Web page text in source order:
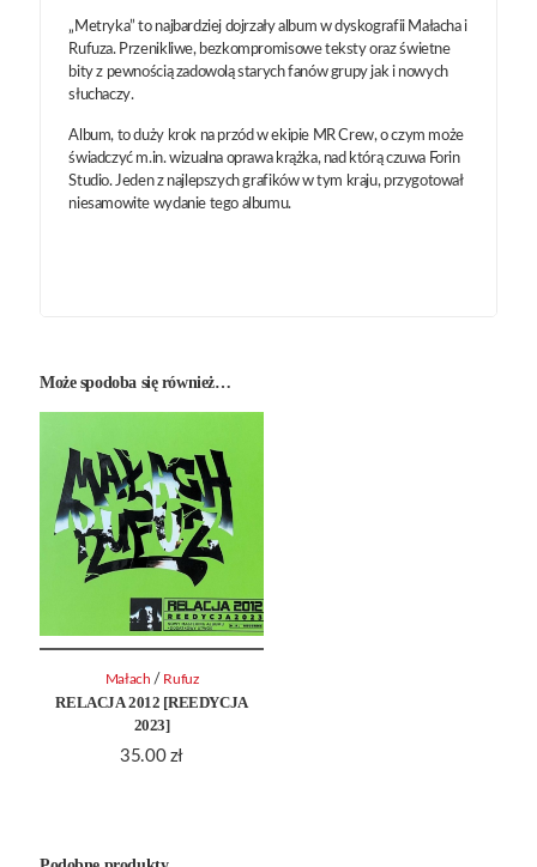
„Metryka” to najbardziej dojrzały album w dyskografii Małacha i
Rufuza. Przenikliwe, bezkompromisowe teksty oraz świetne
bity z pewnością zadowolą starych fanów grupy jak i nowych
słuchaczy.
Album, to duży krok na przód w ekipie MR Crew, o czym może
świadczyć m.in. wizualna oprawa krążka, nad którą czuwa Forin
Studio. Jeden z najlepszych grafików w tym kraju, przygotował
niesamowite wydanie tego albumu.
Może spodoba się również…
RELACJA 2012 [REEDYCJA
2023]
35.00 zł
Małach / Rufuz